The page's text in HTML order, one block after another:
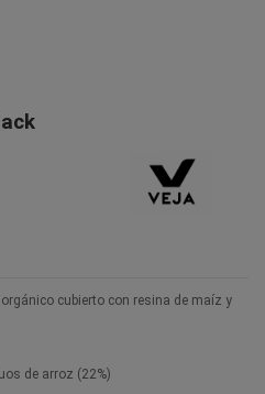
cubierto con resina de maíz y
de arroz (22%)